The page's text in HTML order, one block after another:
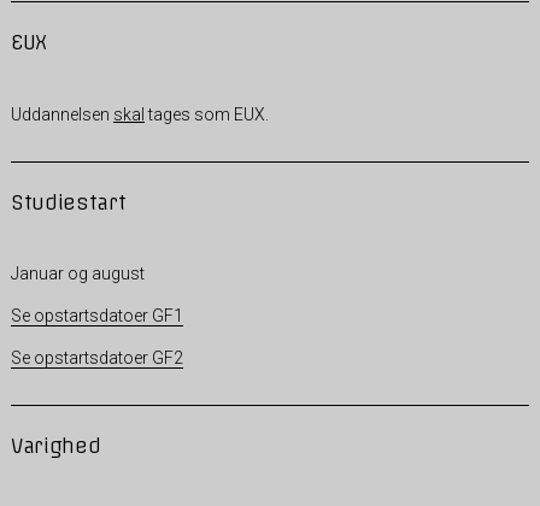
EUX
Uddannelsen skaltages som EUX.
Studiestart
Januar og august
Se opstartsdatoer GF1
Se opstartsdatoer GF2
Varighed